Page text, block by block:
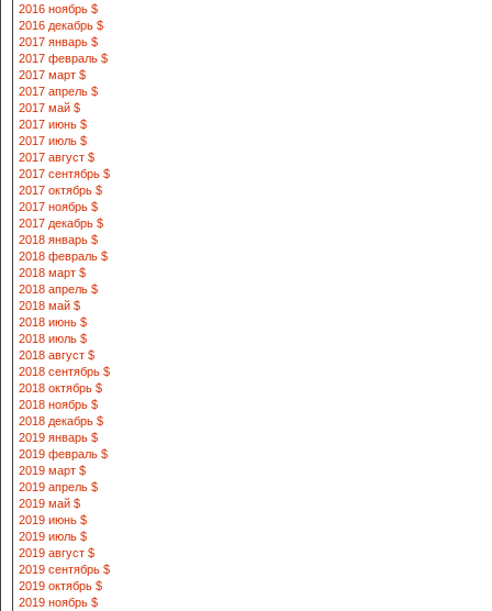
2016 ноябрь $
2016 декабрь $
2017 январь $
2017 февраль $
2017 март $
2017 апрель $
2017 май $
2017 июнь $
2017 июль $
2017 август $
2017 сентябрь $
2017 октябрь $
2017 ноябрь $
2017 декабрь $
2018 январь $
2018 февраль $
2018 март $
2018 апрель $
2018 май $
2018 июнь $
2018 июль $
2018 август $
2018 сентябрь $
2018 октябрь $
2018 ноябрь $
2018 декабрь $
2019 январь $
2019 февраль $
2019 март $
2019 апрель $
2019 май $
2019 июнь $
2019 июль $
2019 август $
2019 сентябрь $
2019 октябрь $
2019 ноябрь $